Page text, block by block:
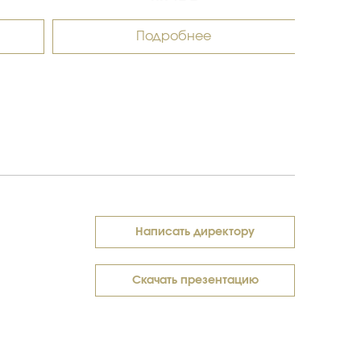
Подробнее
Написать директору
Скачать презентацию